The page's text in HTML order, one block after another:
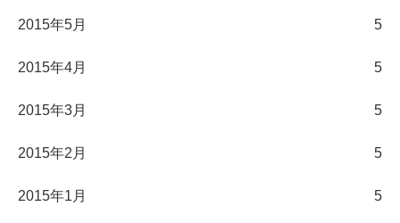
2015年5月 5
2015年4月 5
2015年3月 5
2015年2月 5
2015年1月 5